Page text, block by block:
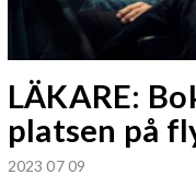
LÄKARE:
platsen på
2023 07 09